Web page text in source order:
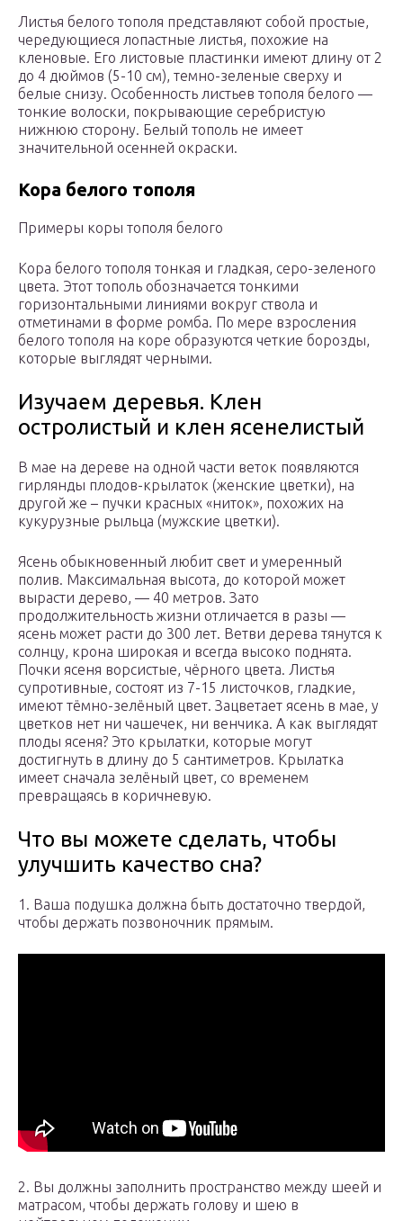
Листья белого тополя представляют собой простые,
чередующиеся лопастные листья, похожие на
кленовые. Его листовые пластинки имеют длину от 2
до 4 дюймов (5-10 см), темно-зеленые сверху и
белые снизу. Особенность листьев тополя белого —
тонкие волоски, покрывающие серебристую
нижнюю сторону. Белый тополь не имеет
значительной осенней окраски.
Кора белого тополя
Примеры коры тополя белого
Кора белого тополя тонкая и гладкая, серо-зеленого
цвета. Этот тополь обозначается тонкими
горизонтальными линиями вокруг ствола и
отметинами в форме ромба. По мере взросления
белого тополя на коре образуются четкие борозды,
которые выглядят черными.
Изучаем деревья. Клен
остролистый и клен ясенелистый
В мае на дереве на одной части веток появляются
гирлянды плодов-крылаток (женские цветки), на
другой же – пучки красных «ниток», похожих на
кукурузные рыльца (мужские цветки).
Ясень обыкновенный любит свет и умеренный
полив. Максимальная высота, до которой может
вырасти дерево, — 40 метров. Зато
продолжительность жизни отличается в разы —
ясень может расти до 300 лет. Ветви дерева тянутся к
солнцу, крона широкая и всегда высоко поднята.
Почки ясеня ворсистые, чёрного цвета. Листья
супротивные, состоят из 7-15 листочков, гладкие,
имеют тёмно-зелёный цвет. Зацветает ясень в мае, у
цветков нет ни чашечек, ни венчика. А как выглядят
плоды ясеня? Это крылатки, которые могут
достигнуть в длину до 5 сантиметров. Крылатка
имеет сначала зелёный цвет, со временем
превращаясь в коричневую.
Что вы можете сделать, чтобы
улучшить качество сна?
1. Ваша подушка должна быть достаточно твердой,
чтобы держать позвоночник прямым.
2. Вы должны заполнить пространство между шеей и
матрасом, чтобы держать голову и шею в